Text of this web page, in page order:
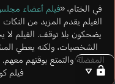
في الختام، «فيلم أعضاء
الفيلم يقدم المزيد من
يضحكون بلا توقف. الفيلم لا
الشخصيات، ولكنه يعطي
المفضلة والتمتع بوقتهم
فيلم